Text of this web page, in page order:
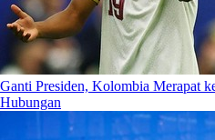
Ganti Presiden, Kolombia Merapat
Hubungan